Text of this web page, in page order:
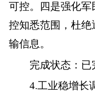
可控。 四是强化军
控知悉范围， 杜绝
输信息。
完成状态 ： 已
4.工业稳增长